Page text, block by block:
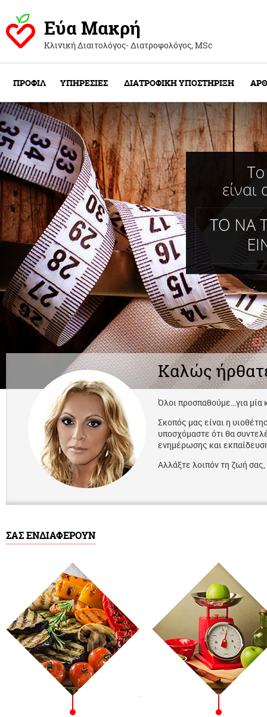
Εύα Μακρή
Κλινική Διαιτολόγος- Διατροφολόγος, ΜSc
ΠΡΟΦΙΛ ΥΠΗΡΕΣΙΕΣ ΔΙΑΤΡΟΦΙΚΗ ΥΠΟΣΤΗΡΙΞΗ
Καλώς
Όλοι προσπαθούμε…για
Σκοπός μας είναι η
υποσχόμαστε ότι θα
ενημέρωσης και
Αλλάξτε λοιπόν τη ζωή
ΣΑΣ ΕΝΔΙΑΦΕΡΟΥΝ